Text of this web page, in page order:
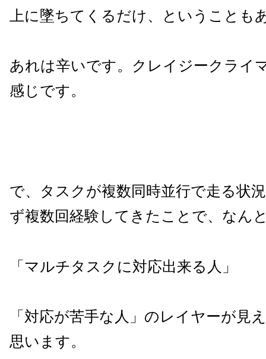
上に墜ちてくるだけ、ということも
あれは辛いです。クレイジークライ
感じです。
で、タスクが複数同時並行で走る状
ず複数回経験してきたことで、なん
「マルチタスクに対応出来る人」
「対応が苦手な人」のレイヤーが見
思います。